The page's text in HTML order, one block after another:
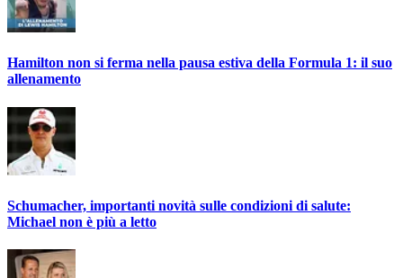
Hamilton non si ferma nella pausa estiva della Formula 1: il suo
allenamento
Schumacher, importanti novità sulle condizioni di salute:
Michael non è più a letto